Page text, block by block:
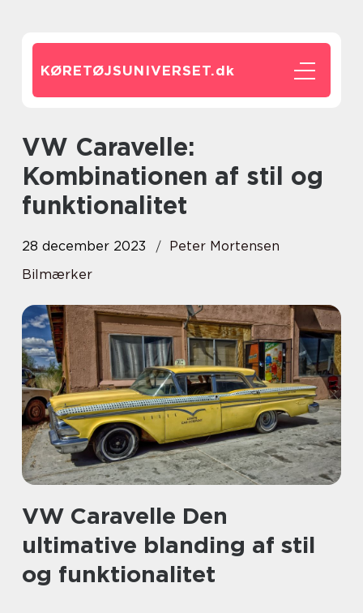
KØRETØJSUNIVERSET.dk
VW Caravelle:
Kombinationen af stil og
funktionalitet
28 december 2023
Peter Mortensen
Bilmærker
VW Caravelle Den
ultimative blanding af stil
og funktionalitet